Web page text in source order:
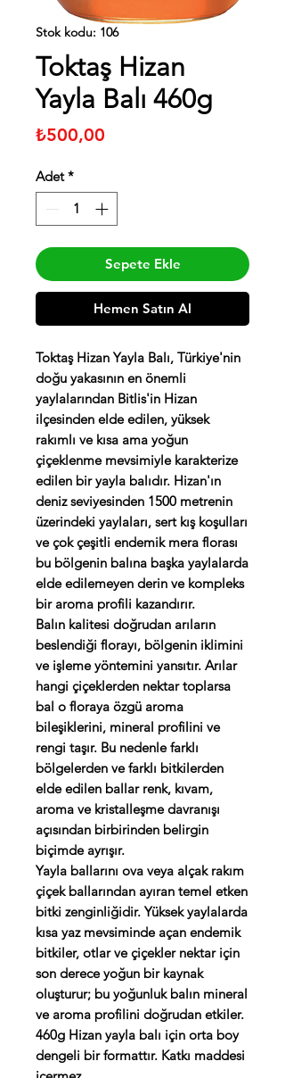
Stok kodu: 106
Toktaş Hizan
Yayla Balı 460g
₺500,00
Adet *
Sepete Ekle
Hemen Satın Al
Toktaş Hizan Yayla Balı, Türkiye'nin
doğu yakasının en önemli
yaylalarından Bitlis'in Hizan
ilçesinden elde edilen, yüksek
rakımlı ve kısa ama yoğun
çiçeklenme mevsimiyle karakterize
edilen bir yayla balıdır. Hizan'ın
deniz seviyesinden 1500 metrenin
üzerindeki yaylaları, sert kış koşulları
ve çok çeşitli endemik mera florası
bu bölgenin balına başka yaylalarda
elde edilemeyen derin ve kompleks
bir aroma profili kazandırır.
Balın kalitesi doğrudan arıların
beslendiği florayı, bölgenin iklimini
ve işleme yöntemini yansıtır. Arılar
hangi çiçeklerden nektar toplarsa
bal o floraya özgü aroma
bileşiklerini, mineral profilini ve
rengi taşır. Bu nedenle farklı
bölgelerden ve farklı bitkilerden
elde edilen ballar renk, kıvam,
aroma ve kristalleşme davranışı
açısından birbirinden belirgin
biçimde ayrışır.
Yayla ballarını ova veya alçak rakım
çiçek ballarından ayıran temel etken
bitki zenginliğidir. Yüksek yaylalarda
kısa yaz mevsiminde açan endemik
bitkiler, otlar ve çiçekler nektar için
son derece yoğun bir kaynak
oluşturur; bu yoğunluk balın mineral
ve aroma profilini doğrudan etkiler.
460g Hizan yayla balı için orta boy
dengeli bir formattır. Katkı maddesi